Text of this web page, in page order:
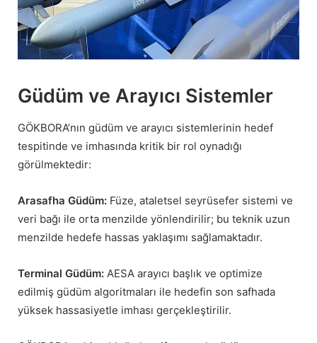
Güdüm ve Arayıcı Sistemler
GÖKBORA’nın güdüm ve arayıcı sistemlerinin hedef
tespitinde ve imhasında kritik bir rol oynadığı
görülmektedir:
Arasafha Güdüm: Füze, ataletsel seyrüsefer sistemi ve
veri bağı ile orta menzilde yönlendirilir; bu teknik uzun
menzilde hedefe hassas yaklaşımı sağlamaktadır.
Terminal Güdüm: AESA arayıcı başlık ve optimize
edilmiş güdüm algoritmaları ile hedefin son safhada
yüksek hassasiyetle imhası gerçekleştirilir.